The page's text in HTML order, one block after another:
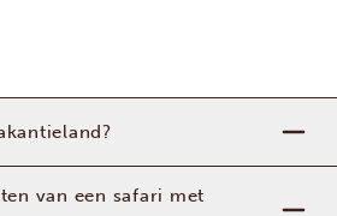
van een safari met